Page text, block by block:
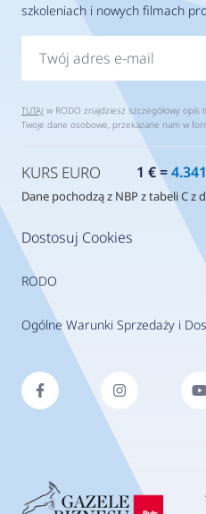
Dostosuj Cookies
RODO
Ogólne Warunki Sprzedaży i
szkoleniach i nowych filmach
TUTAJ w RODO znajdziesz szczegółowy
Twoje dane osobowe, przekazane nam w
KURS EURO 1 € =
Dane pochodzą z NBP z tabeli C z